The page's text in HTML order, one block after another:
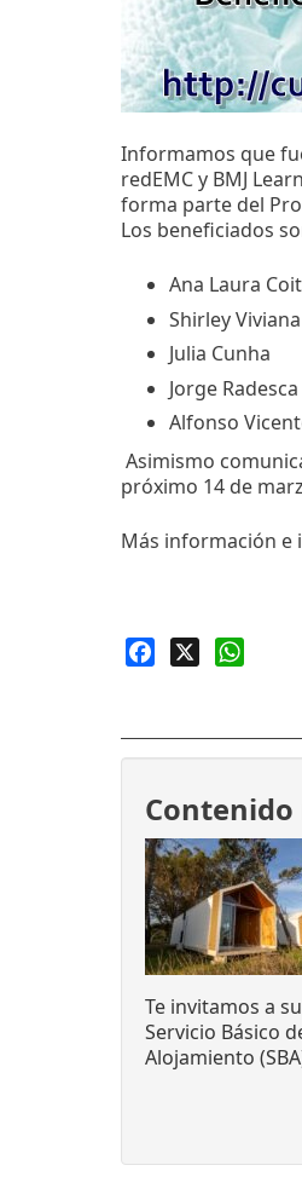
Informamos que
redEMC y BMJ
forma parte del
Los beneficiados
Ana Laura
Shirley
Julia Cunha
Jorge
Alfonso
Asimismo
próximo 14 de
Más información e
Facebook
Te invitamos a
Servicio Básico
Alojamiento